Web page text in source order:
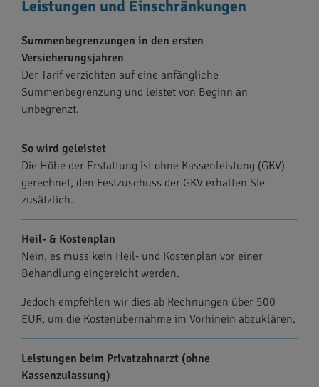
Leistungen und Einschränkungen
Summenbegrenzungen in den ersten
Versicherungsjahren
Der Tarif verzichten auf eine anfängliche
Summenbegrenzung und leistet von Beginn an
unbegrenzt.
So wird geleistet
Die Höhe der Erstattung ist ohne Kassenleistung (GKV)
gerechnet, den Festzuschuss der GKV erhalten Sie
zusätzlich.
Heil- & Kostenplan
Nein, es muss kein Heil- und Kostenplan vor einer
Behandlung eingereicht werden.
Jedoch empfehlen wir dies ab Rechnungen über 500
EUR, um die Kostenübernahme im Vorhinein abzuklären.
Leistungen beim Privatzahnarzt (ohne
Kassenzulassung)